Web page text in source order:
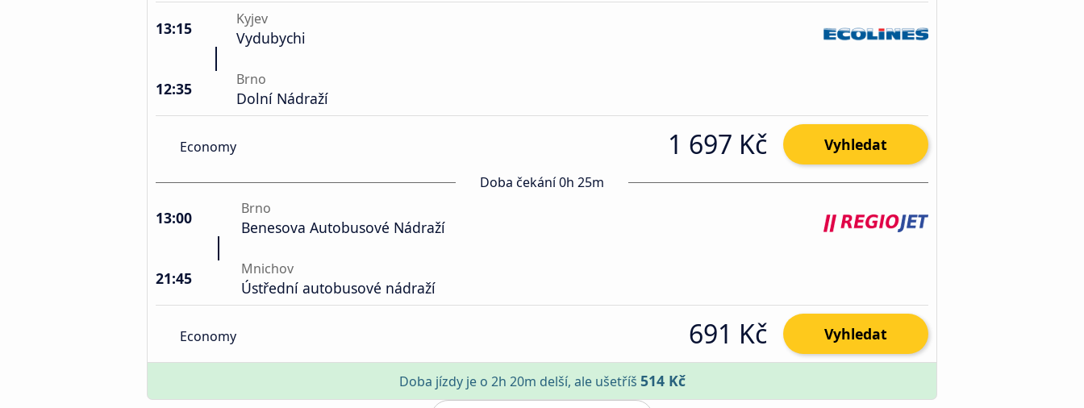
13:15 Kyjev
Vydubychi
12:35 Brno
Dolní Nádraží
Economy 1 697 Kč Vyhledat
Doba čekání 0h 25m
13:00 Brno
Benesova Autobusové Nádraží
21:45 Mnichov
Ústřední autobusové nádraží
Economy 691 Kč Vyhledat
Doba jízdy je o 2h 20m delší, ale ušetříš 514 Kč